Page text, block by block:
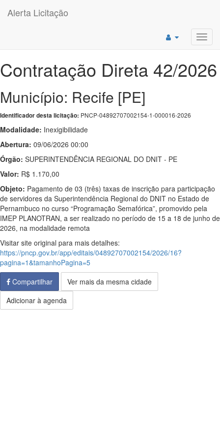
Alerta Licitação
Contratação Direta 42/2026
Município: Recife [PE]
Identificador desta licitação: PNCP-04892707002154-1-000016-2026
Modalidade: Inexigibilidade
Abertura: 09/06/2026 00:00
Órgão: SUPERINTENDÊNCIA REGIONAL DO DNIT - PE
Valor: R$ 1.170,00
Objeto: Pagamento de 03 (três) taxas de inscrição para participação
de servidores da Superintendência Regional do DNIT no Estado de
Pernambuco no curso “Programação Semafórica”, promovido pela
IMEP PLANOTRAN, a ser realizado no período de 15 a 18 de junho de
2026, na modalidade remota
Visitar site original para mais detalhes:
https://pncp.gov.br/app/editais/04892707002154/2026/16?
pagina=1&tamanhoPagina=5
Compartilhar
Ver mais da mesma cidade
Adicionar à agenda